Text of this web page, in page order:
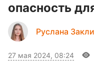
опасность
Руслана
27 мая 2024, 08:24